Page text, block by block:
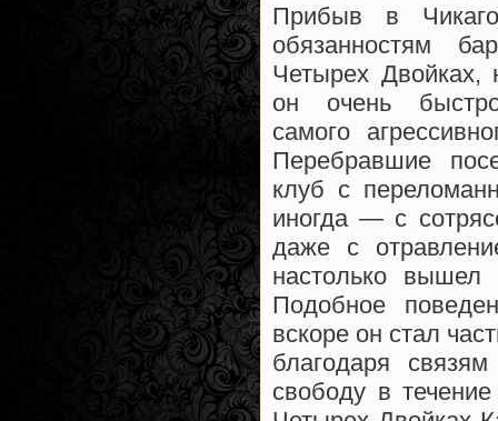
Прибыв в
обязанностям
Четырех Двойках,
он очень
самого
Перебравшие
клуб с
иногда — с
даже с
настолько
Подобное
вскоре он стал
благодаря
свободу в